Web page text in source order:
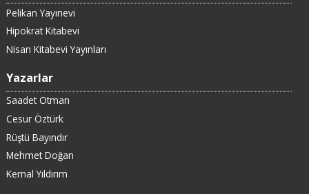
Pelikan Yayınevi
Hipokrat Kitabevi
Nisan Kitabevi Yayınları
Yazarlar
Saadet Otman
Cesur Öztürk
Rüştü Bayındır
Mehmet Doğan
Kemal Yıldırım